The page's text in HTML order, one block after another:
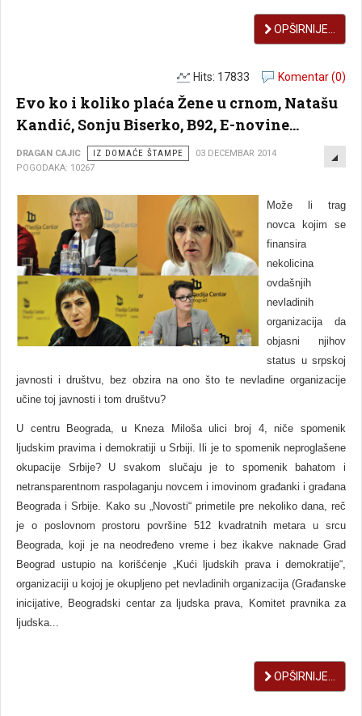
OPŠIRNIJE...
Komentar (0)
Hits: 17833
Evo ko i koliko plaća Žene u crnom, Natašu
Kandić, Sonju Biserko, B92, E-novine...
DRAGAN CAJIC IZ DOMAĆE ŠTAMPE
03 DECEMBAR 2014
POGODAKA: 10267
Može li trag
novca kojim se
finansira
nekolicina
ovdašnjih
nevladinih
organizacija da
objasni njihov
status u srpskoj
javnosti i društvu, bez obzira na ono što te nevladine organizacije
učine toj javnosti i tom društvu?
U centru Beograda, u Kneza Miloša ulici broj 4, niče spomenik
ljudskim pravima i demokratiji u Srbiji. Ili je to spomenik neproglašene
okupacije Srbije? U svakom slučaju je to spomenik bahatom i
netransparentnom raspolaganju novcem i imovinom građanki i građana
Beograda i Srbije. Kako su „Novosti“ primetile pre nekoliko dana, reč
je o poslovnom prostoru površine 512 kvadratnih metara u srcu
Beograda, koji je na neodređeno vreme i bez ikakve naknade Grad
Beograd ustupio na korišćenje „Kući ljudskih prava i demokratije“,
organizaciji u kojoj je okupljeno pet nevladinih organizacija (Građanske
inicijative, Beogradski centar za ljudska prava, Komitet pravnika za
ljudska...
OPŠIRNIJE...